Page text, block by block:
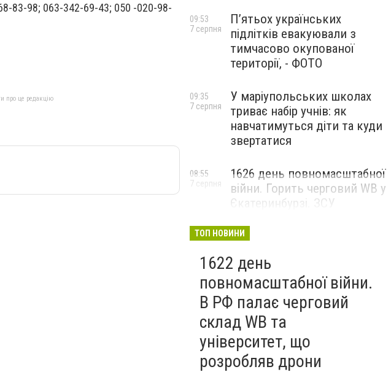
83-98; 063-342-69-43; 050 -020-98-
про це редакцію
П’ятьох українських
підлітків евакуювали з
тимчасово окупованої
території, - ФОТО
09:53
7 серпня
У маріупольських школах
триває набір учнів: як
навчатимуться діти та куди
звертатися
09:35
7 серпня
1626 день повномасштабної
війни. Горить черговий WB у
Єкатеринбурзі. ЗСУ
Маріуполі
08:55
7 серпня
ТОП НОВИНИ
1622 день
повномасштабної війни.
В РФ палає черговий
склад WB та
університет, що
розробляв дрони